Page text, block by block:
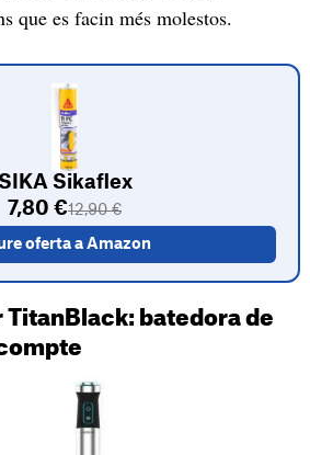
que es facin més molestos.
Sikaflex
7,80 €12,90 €
oferta a Amazon
batedora de